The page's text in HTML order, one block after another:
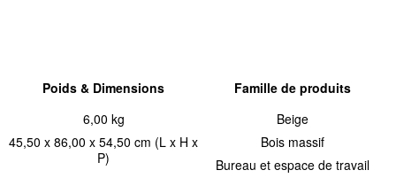
Poids & Dimensions
6,00 kg
45,50 x 86,00 x 54,50 cm (L x H x
P)
Famille de produits
Beige
Bois massif
Bureau et espace de travail